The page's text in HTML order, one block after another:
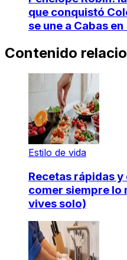
que conquistó
se une a Cabas
Contenido
Estilo de vida
Recetas rápidas
comer siempre lo
vives solo)